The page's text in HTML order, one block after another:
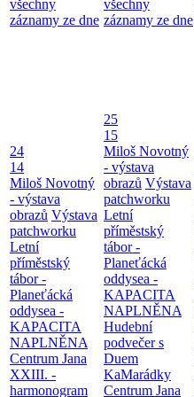
všechny
záznamy ze dne
všechny
záznamy ze dne
24
14
Miloš Novotný
- výstava
obrazů Výstava
patchworku
Letní
příměstský
tábor -
Planeťácká
oddysea -
KAPACITA
NAPLNĚNA
Centrum Jana
XXIII. -
harmonogram
25
15
Miloš Novotný
- výstava
obrazů Výstava
patchworku
Letní
příměstský
tábor -
Planeťácká
oddysea -
KAPACITA
NAPLNĚNA
Hudební
podvečer s
Duem
KaMarádky
Centrum Jana